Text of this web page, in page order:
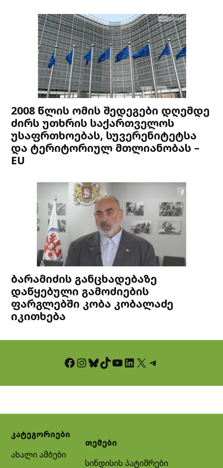
2008 წლის ომის შედეგები დღემდე
ძირს უთხრის საქართველოს
უსაფრთხოებას, სუვერენიტეტსა
და ტერიტორიულ მთლიანობას –
EU
ბარამიძის განცხადებაზე
დაწყებული გამოძიების
ფარგლებში კობა კობალაძე
იკითხება
Facebook InstagramBluesky TikTok YouTube LinkedIn X Telegram
კატეგორიები
ახალი ამბები
თემები
სინდისის პატიმრები